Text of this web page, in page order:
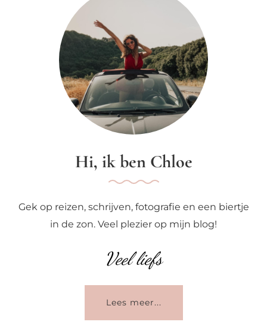
Hi, ik ben Chloe
Gek op reizen, schrijven, fotografie en een biertje
in de zon. Veel plezier op mijn blog!
Veel liefs
Lees meer...